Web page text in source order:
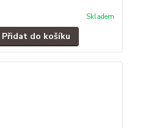
Skladem
Přidat do košíku